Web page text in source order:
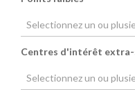
Selectionnez un ou
Centres d'intérêt extra-
Selectionnez un ou